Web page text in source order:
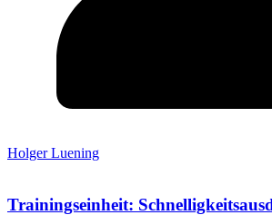
Holger Luening
Trainingseinheit: